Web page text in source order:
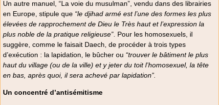
Un autre manuel, “La voie du musulman”, vendu dans des librairies
en Europe, stipule que “le djihad armé est l’une des formes les plus
élevées de rapprochement de Dieu le Très haut et l’expression la
plus noble de la pratique religieuse” . Pour les homosexuels, il
suggère, comme le faisait Daech, de procéder à trois types
d’exécution : la lapidation, le bûcher ou “trouver le bâtiment le plus
haut du village (ou de la ville) et y jeter du toit l’homosexuel, la tête
en bas, après quoi, il sera achevé par lapidation”.
Un concentré d’antisémitisme